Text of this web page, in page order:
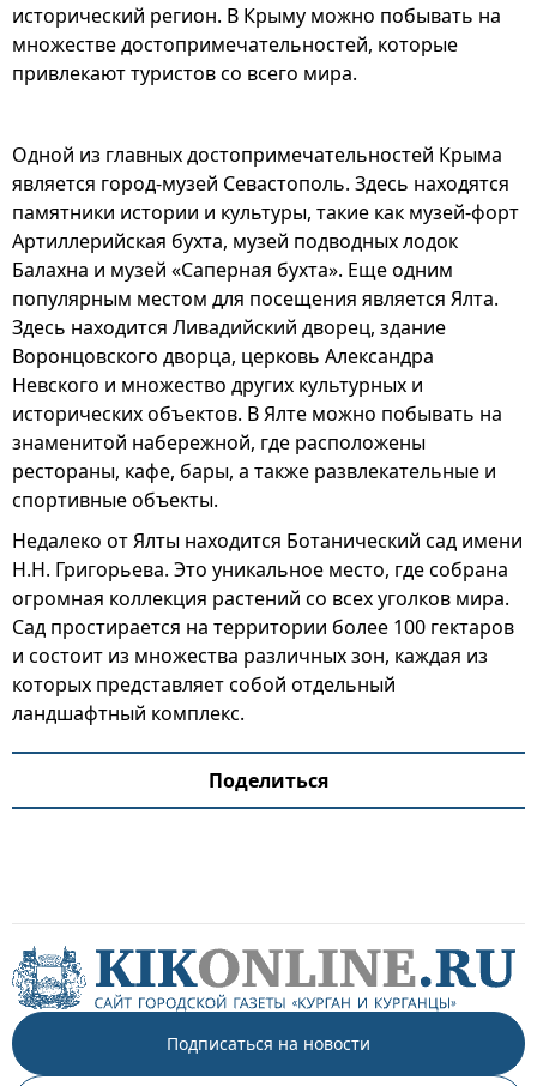
исторический регион. В Крыму можно побывать на
множестве достопримечательностей, которые
привлекают туристов со всего мира.
Одной из главных достопримечательностей Крыма
является город-музей Севастополь. Здесь находятся
памятники истории и культуры, такие как музей-форт
Артиллерийская бухта, музей подводных лодок
Балахна и музей «Саперная бухта». Еще одним
популярным местом для посещения является Ялта.
Здесь находится Ливадийский дворец, здание
Воронцовского дворца, церковь Александра
Невского и множество других культурных и
исторических объектов. В Ялте можно побывать на
знаменитой набережной, где расположены
рестораны, кафе, бары, а также развлекательные и
спортивные объекты.
Недалеко от Ялты находится Ботанический сад имени
Н.Н. Григорьева. Это уникальное место, где собрана
огромная коллекция растений со всех уголков мира.
Сад простирается на территории более 100 гектаров
и состоит из множества различных зон, каждая из
которых представляет собой отдельный
ландшафтный комплекс.
Поделиться
Подписаться на новости